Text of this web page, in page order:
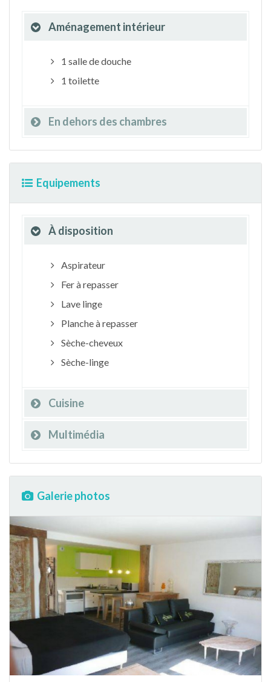
Aménagement intérieur
1 salle de douche
1 toilette
En dehors des chambres
Equipements
À disposition
Aspirateur
Fer à repasser
Lave linge
Planche à repasser
Sèche-cheveux
Sèche-linge
Cuisine
Multimédia
Galerie photos